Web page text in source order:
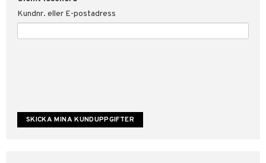
Kundnr. eller E-postadress
för Shopping4net